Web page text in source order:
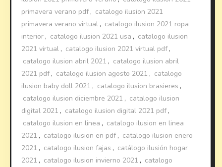
primavera verano pdf , catalogo ilusion 2021
primavera verano virtual , catalogo ilusion 2021 ropa
interior , catalogo ilusion 2021 usa , catalogo ilusion
2021 virtual , catalogo ilusion 2021 virtual pdf ,
catalogo ilusion abril 2021 , catalogo ilusion abril
2021 pdf , catalogo ilusion agosto 2021 , catalogo
ilusion baby doll 2021 , catalogo ilusion brasieres ,
catalogo ilusion diciembre 2021 , catalogo ilusion
digital 2021 , catalogo ilusion digital 2021 pdf ,
catalogo ilusion en linea , catalogo ilusion en linea
2021 , catalogo ilusion en pdf , catalogo ilusion enero
2021 , catalogo ilusion fajas , catálogo ilusión hogar
2021 , catalogo ilusion invierno 2021 , catalogo